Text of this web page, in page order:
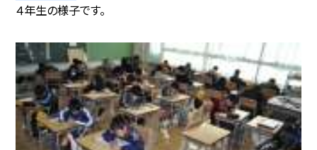
４年生の様子です。